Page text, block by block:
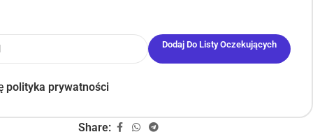
Dodaj Do Listy Oczekujących
polityka prywatności
Share: